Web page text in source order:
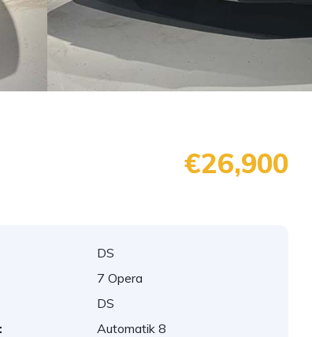
€26,900
DS
7 Opera
DS
Automatik 8